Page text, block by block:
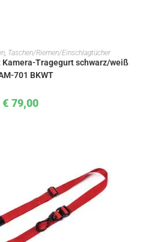
WARENKORB
Taschen/Riemen/Einschlagtücher
Tragegurt schwarz/weiß
701 BKWT
€ 79,00